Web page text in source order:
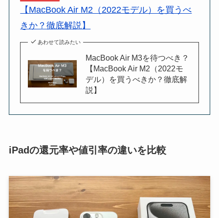
【MacBook Air M2（2022モデル）を買うべ
きか？徹底解説】
あわせて読みたい
MacBook Air M3を待つべき？
【MacBook Air M2（2022モ
デル）を買うべきか？徹底解
説】
iPadの還元率や値引率の違いを比較